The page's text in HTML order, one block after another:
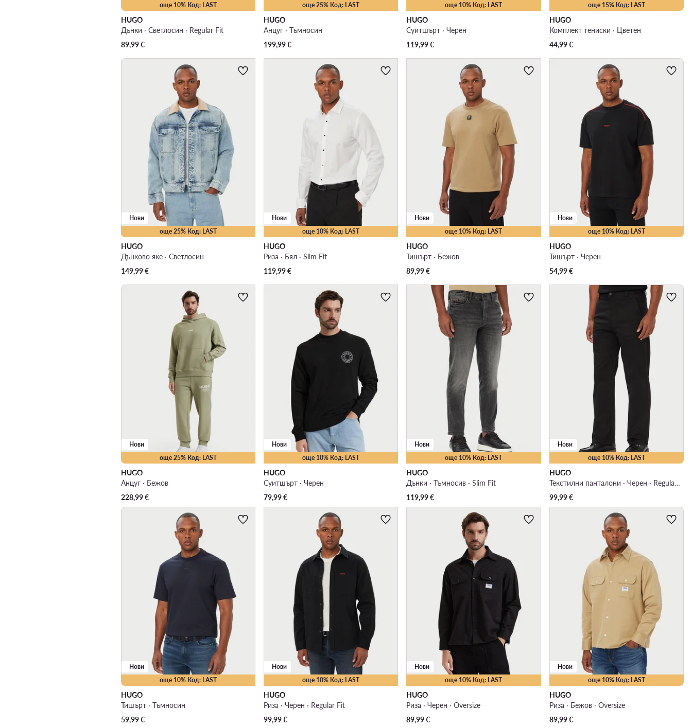
още 10% Код: LAST
HUGO
Дънки · Светлосин · Regular Fit
89,99€
още 25% Код: LAST
HUGO
Анцуг · Тъмносин
199,99€
още 10% Код: LAST
HUGO
Суитшърт · Черен
119,99€
още 15% Код: LAST
HUGO
Комплект тениски · Цветен
44,99€
още 25% Код: LAST
Нови
HUGO
Дънково яке · Светлосин
149,99€
още 10% Код: LAST
Нови
HUGO
Риза · Бял · Slim Fit
119,99€
още 10% Код: LAST
Нови
HUGO
Тишърт · Бежов
89,99€
още 10% Код: LAST
Нови
HUGO
Тишърт · Черен
54,99€
още 25% Код: LAST
Нови
HUGO
Анцуг · Бежов
228,99€
още 10% Код: LAST
Нови
HUGO
Суитшърт · Черен
79,99€
още 10% Код: LAST
Нови
HUGO
Дънки · Тъмносив · Slim Fit
119,99€
още 10% Код: LAST
Нови
HUGO
Текстилни панталони · Черен · Regular Fit
99,99€
още 10% Код: LAST
Нови
HUGO
Тишърт · Тъмносин
59,99€
още 10% Код: LAST
Нови
HUGO
Риза · Черен · Regular Fit
99,99€
още 10% Код: LAST
Нови
HUGO
Риза · Черен · Oversize
89,99€
още 10% Код: LAST
Нови
HUGO
Риза · Бежов · Oversize
89,99€